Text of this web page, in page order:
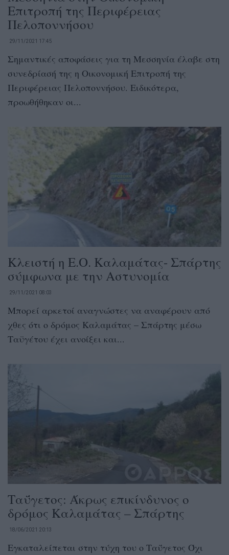
Επιτροπή της Περιφέρειας
Πελοποννήσου
29/11/2021 17:45
Σημαντικές αποφάσεις για τη Μεσσηνία έλαβε στη
συνεδρίασή της η Οικονομική Επιτροπή της
Περιφέρειας Πελοποννήσου. Ειδικότερα,
προωθήθηκαν οι...
Κλειστή η Ε.Ο. Καλαμάτας- Σπάρτης
σύμφωνα με την Αστυνομία
29/11/2021 08:03
Μπορεί αρκετοί αναγνώστες να αναφέρουν από
χθες ότι ο δρόμος Καλαμάτας – Σπάρτης μέσω
Ταϋγέτου έχει ανοίξει και...
Ταΰγετος: Άκρως επικίνδυνος ο
δρόμος Καλαμάτας – Σπάρτης
18/06/2021 20:13
Εγκαταλείπεται στην τύχη του ο Ταΰγετος Όχι